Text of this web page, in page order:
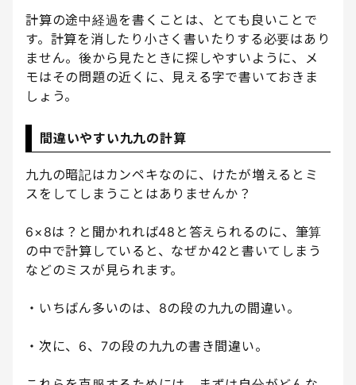
計算の途中経過を書くことは、とても良いことで
す。計算を消したり小さく書いたりする必要はあり
ません。後から見たときに探しやすいように、メ
モはその問題の近くに、見える字で書いておきま
しょう。
間違いやすい九九の計算
九九の暗記はカンペキなのに、けたが増えるとミ
スをしてしまうことはありませんか？
6×8は？と聞かれれば48と答えられるのに、筆算
の中で計算していると、なぜか42と書いてしまう
などのミスが見られます。
・いちばん多いのは、8の段の九九の間違い。
・次に、6、7の段の九九の書き間違い。